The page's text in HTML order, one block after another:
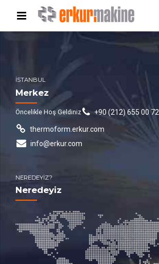
İSTANBUL
Merkez
Öncelikle Hoş Geldiniz +90 (212) 655 00 72
thermoform.erkur.com
info@erkur.com
NEREDEYİZ?
Neredeyiz